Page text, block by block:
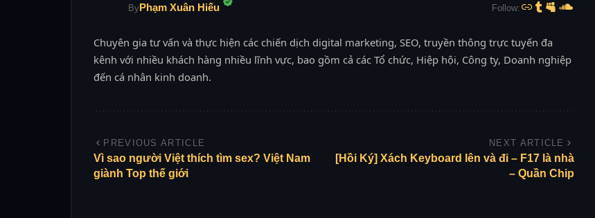
ByPhạm Xuân Hiếu Follow:
Chuyên gia tư vấn và thực hiện các chiến dịch digital marketing, SEO, truyền thông trực tuyến đa
kênh với nhiều khách hàng nhiều lĩnh vực, bao gồm cả các Tổ chức, Hiệp hội, Công ty, Doanh nghiệp
đến cá nhân kinh doanh.
PREVIOUS ARTICLE
Vì sao người Việt thích tìm sex? Việt Nam
giành Top thế giới
NEXT ARTICLE
[Hồi Ký] Xách Keyboard lên và đi – F17 là nhà
– Quần Chip